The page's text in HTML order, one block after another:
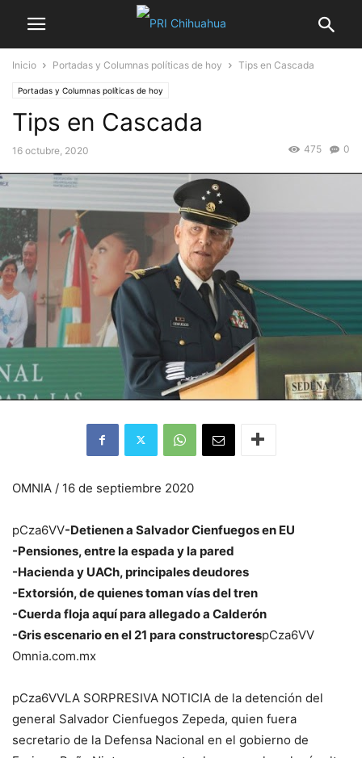
Inicio Portadas y Columnas políticas de hoy Tips en Cascada
Portadas y Columnas políticas de hoy
Tips en Cascada
16 octubre, 2020 0
475
OMNIA / 16 de septiembre 2020
pCza6VV-Detienen a Salvador Cienfuegos en EU
-Pensiones, entre la espada y la pared
-Hacienda y UACh, principales deudores
-Extorsión, de quienes toman vías del tren
-Cuerda floja aquí para allegado a Calderón
-Gris escenario en el 21 para constructorespCza6VV
Omnia.com.mx
pCza6VVLA SORPRESIVA NOTICIA de la detención del
general Salvador Cienfuegos Zepeda, quien fuera
secretario de la Defensa Nacional en el gobierno de